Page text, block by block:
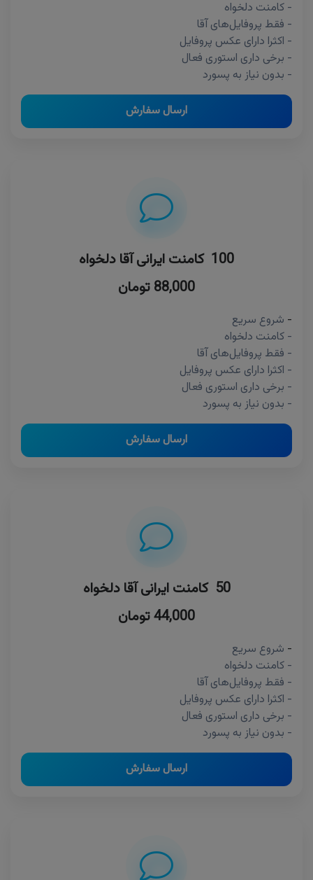
- کامنت دلخواه
- فقط پروفایل‌های آقا
- اکثرا دارای عکس پروفایل
- برخی داری استوری فعال
- بدون نیاز به پسورد
ارسال سفارش
100 کامنت ایرانی آقا دلخواه
88,000 تومان
- شروع سریع
- کامنت دلخواه
- فقط پروفایل‌های آقا
- اکثرا دارای عکس پروفایل
- برخی داری استوری فعال
- بدون نیاز به پسورد
ارسال سفارش
50 کامنت ایرانی آقا دلخواه
44,000 تومان
- شروع سریع
- کامنت دلخواه
- فقط پروفایل‌های آقا
- اکثرا دارای عکس پروفایل
- برخی داری استوری فعال
- بدون نیاز به پسورد
ارسال سفارش